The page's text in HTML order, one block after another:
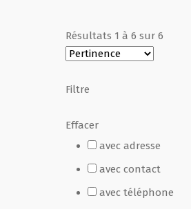
Résultats 1 à 6 sur 6
Filtre
Effacer
avec adresse
avec contact
avec téléphone